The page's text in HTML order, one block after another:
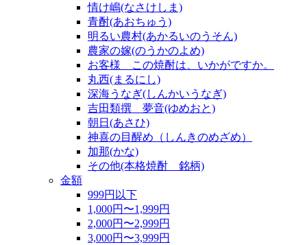
情け嶋(なさけしま)
青酎(あおちゅう)
明るい農村(あかるいのうそん)
農家の嫁(のうかのよめ)
お客様 この焼酎は、いかがですか。
丸西(まるにし)
深海うなぎ(しんかいうなぎ)
吉田類撰 夢音(ゆめおと)
朝日(あさひ)
神喜の目醒め（しんきのめざめ）
加那(かな)
その他(本格焼酎 銘柄)
金額
999円以下
1,000円〜1,999円
2,000円〜2,999円
3,000円〜3,999円